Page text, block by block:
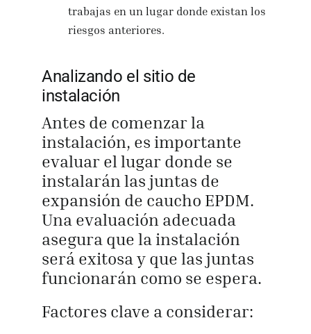
trabajas en un lugar donde existan los
riesgos anteriores.
Analizando el sitio de
instalación
Antes de comenzar la
instalación, es importante
evaluar el lugar donde se
instalarán las juntas de
expansión de caucho EPDM.
Una evaluación adecuada
asegura que la instalación
será exitosa y que las juntas
funcionarán como se espera.
Factores clave a considerar: